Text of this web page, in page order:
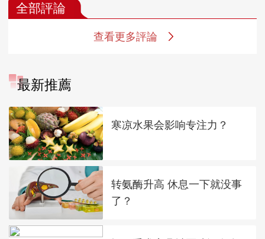
全部評論
查看更多評論
最新推薦
寒凉水果会影响专注力？
转氨酶升高 休息一下就没事
了？